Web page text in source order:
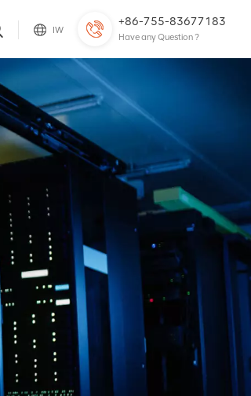
+86-755-83677183
Have any Question ?
IW